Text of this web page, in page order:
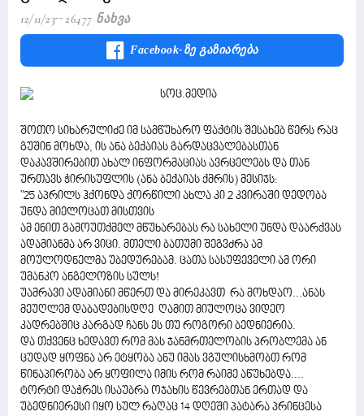
12/11/23 26477 Ნახვა
Facebook-Ზე Გაზიარება
შოთო სიხარულიძე იმ სამწუხარო ფაქტის შესახებ წერს რაც
გუშინ მოხდა, ის ანა ბექაიას გარდაცვალებასთან
დაკავშირებით ახალ ინფორმაციას ავრცელებს და თან
ურთავს ჭირისუფლის (ანა ბექაიას ქმრის) მესიჯს:
"25 აპრილს ჰქონდა ქორწილი ახლა კი 2 კვირაში დედობა
უნდა მიელოცათ მისთვის
ამ ენით გამოუთქმელ მწუხარებას რა სახელი უნდა დაარქვას
ადამიანმა არ ვიცი. მთელი ბათუმი შეგვძრა ამ
მოულოდნელმა უბედურებამ. ცათა სასუფეველი ამ ორი
უმანკო ანგელოზის სულს!
უამრავი ადამიანი მწერთ და მირეკავთ რა მოხდაო...ანას
მეუღლემ დაბადებისდღე ღამით მიულოცა ვიდეო
კადრებშიც კარგად ჩანს ეს თუ როგორი ბედნიერია.
და თქვენც ხედავთ რომ მას ჯანმრთელობის პრობლემა ან
ცუდად ყოფნა არ ეტყობა ანუ იმას ვგულისხმობთ რომ
წინაპირობა არ ყოფილა იმის რომ რაიმე აწუხებდა....
ტორტი დაჭრეს ისაუბრა ოჯახის წევრებთან ერთად და
უბედნიერესი იყო სულ რაღაც 14 დღეში პატარა პრინცესა